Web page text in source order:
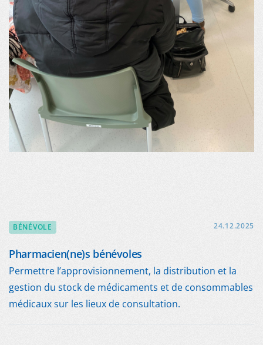
BÉNÉVOLE 24.12.2025
Pharmacien(ne)s bénévoles
Permettre l’approvisionnement, la distribution et la
gestion du stock de médicaments et de consommables
médicaux sur les lieux de consultation.